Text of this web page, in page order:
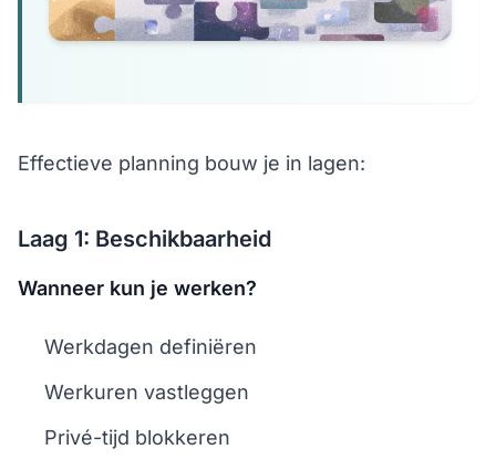
Effectieve planning bouw je in lagen:
Laag 1: Beschikbaarheid
Wanneer kun je werken?
Werkdagen definiëren
Werkuren vastleggen
Privé-tijd blokkeren